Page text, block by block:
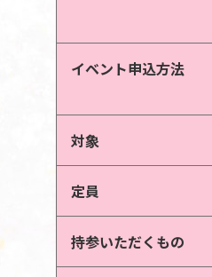
イベント申込方法
対象
定員
持参いただくもの